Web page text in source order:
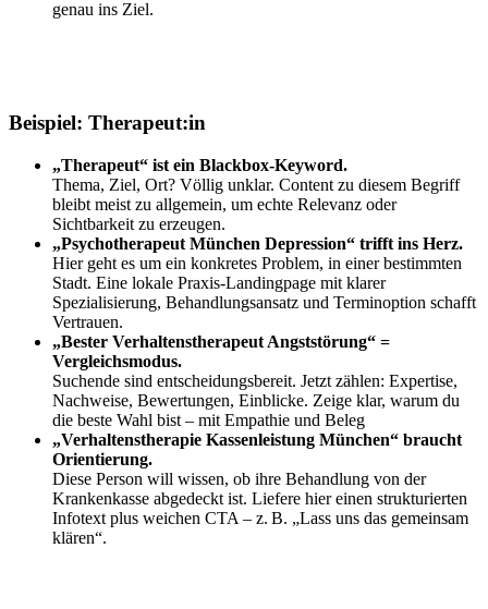
genau ins Ziel.
Beispiel: Therapeut:in
„Therapeut“ ist ein Blackbox-Keyword.
Thema, Ziel, Ort? Völlig unklar. Content zu diesem Begriff
bleibt meist zu allgemein, um echte Relevanz oder
Sichtbarkeit zu erzeugen.
„Psychotherapeut München Depression“ trifft ins Herz.
Hier geht es um ein konkretes Problem, in einer bestimmten
Stadt. Eine lokale Praxis-Landingpage mit klarer
Spezialisierung, Behandlungsansatz und Terminoption schafft
Vertrauen.
„Bester Verhaltenstherapeut Angststörung“ =
Vergleichsmodus.
Suchende sind entscheidungsbereit. Jetzt zählen: Expertise,
Nachweise, Bewertungen, Einblicke. Zeige klar, warum du
die beste Wahl bist – mit Empathie und Beleg
„Verhaltenstherapie Kassenleistung München“ braucht
Orientierung.
Diese Person will wissen, ob ihre Behandlung von der
Krankenkasse abgedeckt ist. Liefere hier einen strukturierten
Infotext plus weichen CTA – z. B. „Lass uns das gemeinsam
klären“.